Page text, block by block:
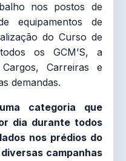
nos postos de
equipamentos de
do Curso de
os GCM’S, a
Carreiras e
demandas.
categoria que
dia durante todos
nos prédios do
campanhas